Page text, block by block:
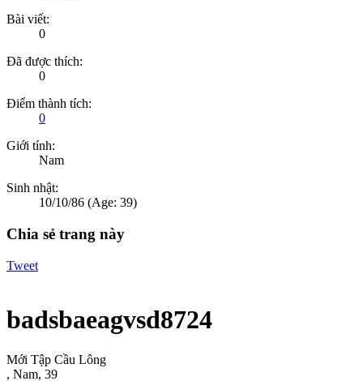
Bài viết:
0
Đã được thích:
0
Điểm thành tích:
0
Giới tính:
Nam
Sinh nhật:
10/10/86 (Age: 39)
Chia sẻ trang này
Tweet
badsbaeagvsd8724
Mới Tập Cầu Lông
, Nam, 39